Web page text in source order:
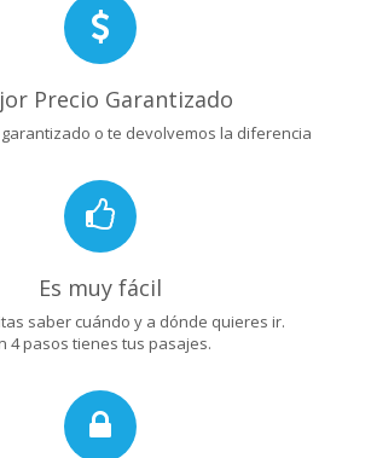
Precio Garantizado
o te devolvemos la diferencia
Es muy fácil
saber cuándo y a dónde quieres ir.
4 pasos tienes tus pasajes.